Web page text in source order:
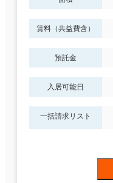
賃料（共益費含）
預託金
入居可能日
一括請求リスト